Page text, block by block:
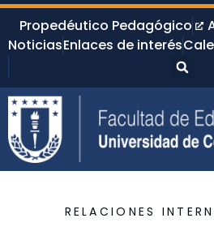
Propedéutico Pedagógico
NoticiasEnlaces de interés
RELACIONES